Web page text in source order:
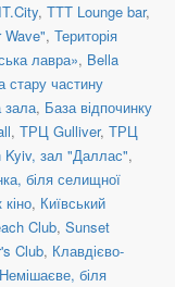
, TTT Lounge bar,
Wave", Територія
лавра», Bella
стару частину
, База відпочинку
, ТРЦ Gulliver, ТРЦ
Kyiv, зал "Даллас",
біля селищної
, Київський
Club, Sunset
Club, Клавдієво-
Немішаєве, біля